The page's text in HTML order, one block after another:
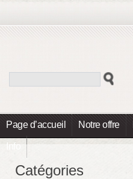
Page d’accueil Notre offre
Info
Catégories